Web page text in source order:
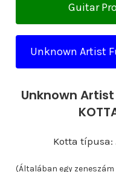
Guitar
Unknown Artist
Unknown Artist
Kotta típusa:
(Általában egy